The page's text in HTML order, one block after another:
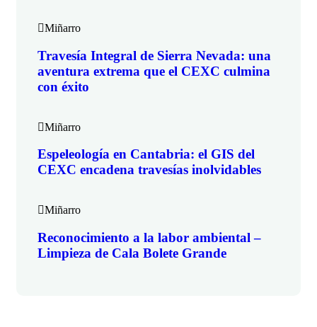
Miñarro
Travesía Integral de Sierra Nevada: una
aventura extrema que el CEXC culmina
con éxito
Miñarro
Espeleología en Cantabria: el GIS del
CEXC encadena travesías inolvidables
Miñarro
Reconocimiento a la labor ambiental –
Limpieza de Cala Bolete Grande